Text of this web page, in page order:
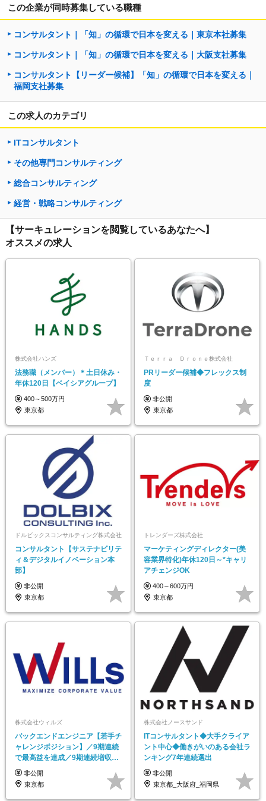
この企業が同時募集している職種
コンサルタント｜「知」の循環で日本を変える｜東京本社募集
コンサルタント｜「知」の循環で日本を変える｜大阪支社募集
コンサルタント【リーダー候補】「知」の循環で日本を変える｜
福岡支社募集
この求人のカテゴリ
ITコンサルタント
その他専門コンサルティング
総合コンサルティング
経営・戦略コンサルティング
【サーキュレーションを閲覧しているあなたへ】
オススメの求人
株式会社ハンズ
法務職（メンバー）＊土日休み・
年休120日【ベイシアグループ】
400～500万円
東京都
Ｔｅｒｒａ Ｄｒｏｎｅ株式会社
PRリーダー候補◆フレックス制
度
非公開
東京都
ドルビックスコンサルティング株式会社
コンサルタント【サステナビリテ
ィ＆デジタルイノベーション本
部】
非公開
東京都
トレンダーズ株式会社
マーケティングディレクター(美
容業界特化)年休120日～*キャリ
アチェンジOK
400～600万円
東京都
株式会社ウィルズ
バックエンドエンジニア【若手チ
ャレンジポジション】／9期連続
で最高益を達成／9期連続増収・
CAGR20%超
非公開
東京都
株式会社ノースサンド
ITコンサルタント◆大手クライア
ント中心◆働きがいのある会社ラ
ンキング7年連続選出
非公開
東京都_大阪府_福岡県